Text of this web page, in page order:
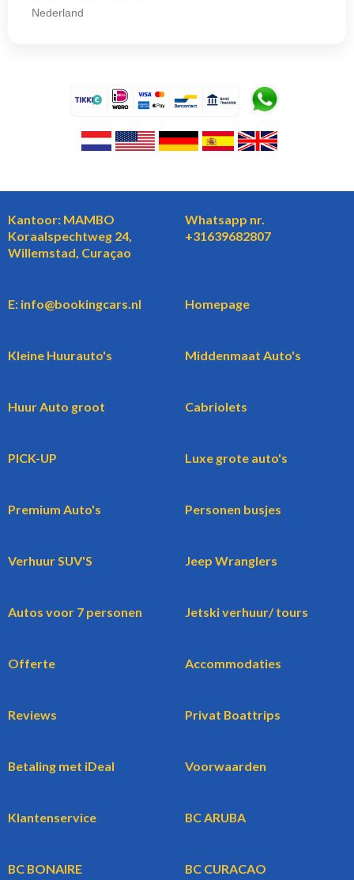
Nederland
Kantoor: MAMBO
Koraalspechtweg 24,
Willemstad, Curaçao
Whatsapp nr.
+31639682807
E: info@bookingcars.nl Homepage
Kleine Huurauto's Middenmaat Auto's
Huur Auto groot Cabriolets
PICK-UP Luxe grote auto's
Premium Auto's Personen busjes
Verhuur SUV'S Jeep Wranglers
Autos voor 7 personen Jetski verhuur/ tours
Offerte Accommodaties
Reviews Privat Boattrips
Betaling met iDeal Voorwaarden
Klantenservice BC ARUBA
BC BONAIRE BC CURACAO